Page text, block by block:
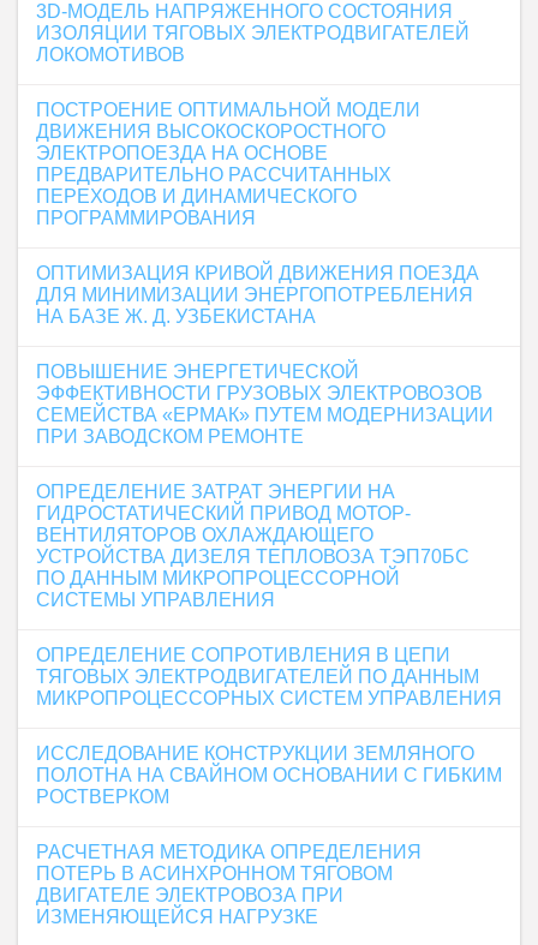
3D-МОДЕЛЬ НАПРЯЖЕННОГО СОСТОЯНИЯ
ИЗОЛЯЦИИ ТЯГОВЫХ ЭЛЕКТРОДВИГАТЕЛЕЙ
ЛОКОМОТИВОВ
ПОСТРОЕНИЕ ОПТИМАЛЬНОЙ МОДЕЛИ
ДВИЖЕНИЯ ВЫСОКОСКОРОСТНОГО
ЭЛЕКТРОПОЕЗДА НА ОСНОВЕ
ПРЕДВАРИТЕЛЬНО РАССЧИТАННЫХ
ПЕРЕХОДОВ И ДИНАМИЧЕСКОГО
ПРОГРАММИРОВАНИЯ
ОПТИМИЗАЦИЯ КРИВОЙ ДВИЖЕНИЯ ПОЕЗДА
ДЛЯ МИНИМИЗАЦИИ ЭНЕРГОПОТРЕБЛЕНИЯ
НА БАЗЕ Ж. Д. УЗБЕКИСТАНА
ПОВЫШЕНИЕ ЭНЕРГЕТИЧЕСКОЙ
ЭФФЕКТИВНОСТИ ГРУЗОВЫХ ЭЛЕКТРОВОЗОВ
СЕМЕЙСТВА «ЕРМАК» ПУТЕМ МОДЕРНИЗАЦИИ
ПРИ ЗАВОДСКОМ РЕМОНТЕ
ОПРЕДЕЛЕНИЕ ЗАТРАТ ЭНЕРГИИ НА
ГИДРОСТАТИЧЕСКИЙ ПРИВОД МОТОР-
ВЕНТИЛЯТОРОВ ОХЛАЖДАЮЩЕГО
УСТРОЙСТВА ДИЗЕЛЯ ТЕПЛОВОЗА ТЭП70БС
ПО ДАННЫМ МИКРОПРОЦЕССОРНОЙ
СИСТЕМЫ УПРАВЛЕНИЯ
ОПРЕДЕЛЕНИЕ СОПРОТИВЛЕНИЯ В ЦЕПИ
ТЯГОВЫХ ЭЛЕКТРОДВИГАТЕЛЕЙ ПО ДАННЫМ
МИКРОПРОЦЕССОРНЫХ СИСТЕМ УПРАВЛЕНИЯ
ИССЛЕДОВАНИЕ КОНСТРУКЦИИ ЗЕМЛЯНОГО
ПОЛОТНА НА СВАЙНОМ ОСНОВАНИИ С ГИБКИМ
РОСТВЕРКОМ
РАСЧЕТНАЯ МЕТОДИКА ОПРЕДЕЛЕНИЯ
ПОТЕРЬ В АСИНХРОННОМ ТЯГОВОМ
ДВИГАТЕЛЕ ЭЛЕКТРОВОЗА ПРИ
ИЗМЕНЯЮЩЕЙСЯ НАГРУЗКЕ